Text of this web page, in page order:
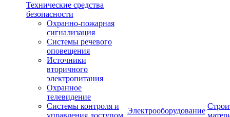
Технические средства
безопасности
Охранно-пожарная
сигнализация
Системы речевого
оповещения
Источники
вторичного
электропитания
Охранное
телевидение
Системы контроля и
управления доступом
Электрооборудование